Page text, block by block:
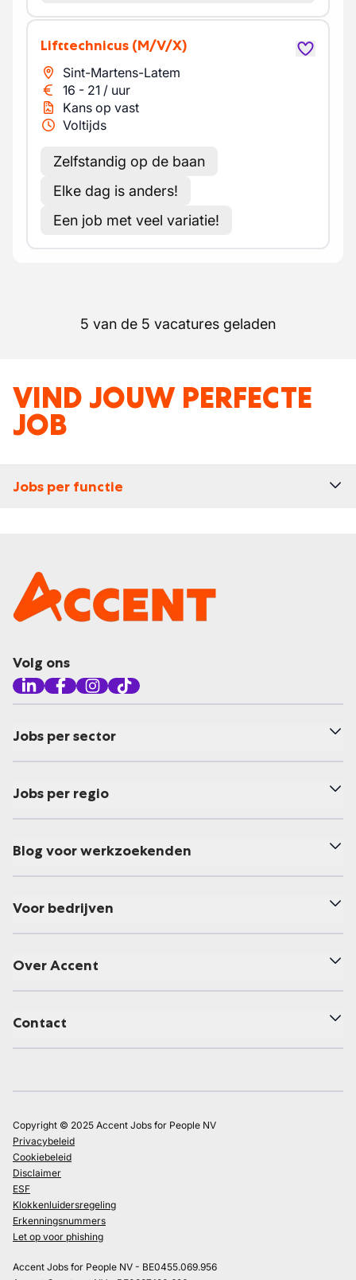
Lifttechnicus (M/V/X)
Sint-Martens-Latem
16 - 21 / uur
Kans op vast
Voltijds
Zelfstandig op de baan
Elke dag is anders!
Een job met veel variatie!
5 van de 5 vacatures geladen
VIND JOUW PERFECTE
JOB
Jobs per functie
Volg ons
Jobs per sector
Jobs per regio
Blog voor werkzoekenden
Voor bedrijven
Over Accent
Contact
Copyright © 2025 Accent Jobs for People NV
Privacybeleid
Cookiebeleid
Disclaimer
ESF
Klokkenluidersregeling
Erkenningsnummers
Let op voor phishing
Accent Jobs for People NV - BE0455.069.956